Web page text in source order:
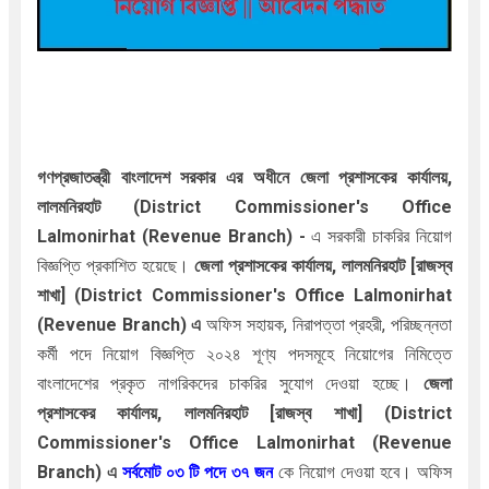
গণপ্রজাতন্ত্রী বাংলাদেশ সরকার এর অধীনে জেলা প্রশাসকের কার্যালয়,
লালমনিরহাট (District Commissioner's Office
Lalmonirhat (Revenue Branch) -এ সরকারী চাকরির নিয়োগ
বিজ্ঞপ্তি প্রকাশিত হয়েছে। জেলা প্রশাসকের কার্যালয়, লালমনিরহাট [রাজস্ব
শাখা] (District Commissioner's Office Lalmonirhat
(Revenue Branch) এ অফিস সহায়ক, নিরাপত্তা প্রহরী, পরিচ্ছন্নতা
কর্মী পদেনিয়োগ বিজ্ঞপ্তি ২০২৪ শূণ্য পদসমূহে নিয়োগের নিমিত্তে
বাংলাদেশের প্রকৃত নাগরিকদের চাকরির সুযোগ দেওয়া হচ্ছে।জেলা
প্রশাসকের কার্যালয়, লালমনিরহাট [রাজস্ব শাখা] (District
Commissioner's Office Lalmonirhat (Revenue
Branch)এসর্বমোট ০৩ টি পদে ৩৭ জনকে নিয়োগ দেওয়া হবে। অফিস